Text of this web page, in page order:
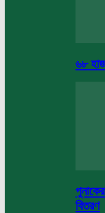
৬৮
বিতরণ